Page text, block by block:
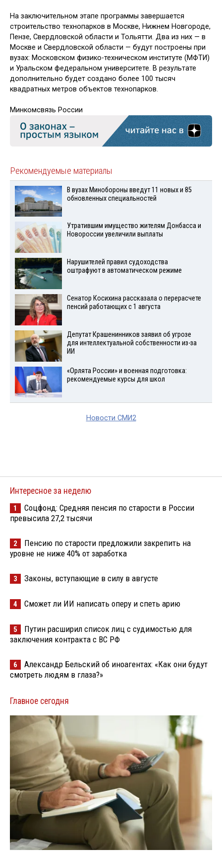
На заключительном этапе программы завершается
строительство технопарков в Москве, Нижнем Новгороде,
Пензе, Свердловской области и Тольятти. Два из них — в
Москве и Свердловской области — будут построены при
вузах: Московском физико-техническом институте (МФТИ)
и Уральском федеральном университете. В результате
дополнительно будет создано более 100 тысяч
квадратных метров объектов технопарков.
Минкомсвязь России
Рекомендуемые материалы
В вузах Минобороны введут 11 новых и 85
обновленных специальностей
Утратившим имущество жителям Донбасса и
Новороссии увеличили выплаты
Нарушителей правил судоходства
оштрафуют в автоматическом режиме
Сенатор Косихина рассказала о перерасчете
пенсий работающих с 1 августа
Депутат Крашенинников заявил об угрозе
для интеллектуальной собственности из-за
ИИ
«Орлята России» и военная подготовка:
рекомендуемые курсы для школ
Новости СМИ2
Интересное за неделю
1
Соцфонд: Средняя пенсия по старости в России
превысила 27,2 тысячи
2
Пенсию по старости предложили закрепить на
уровне не ниже 40% от заработка
3 Законы, вступающие в силу в августе
4 Сможет ли ИИ написать оперу и спеть арию
5
Путин расширил список лиц с судимостью для
заключения контракта с ВС РФ
6
Александр Бельский об иноагентах: «Как они будут
смотреть людям в глаза?»
Главное сегодня